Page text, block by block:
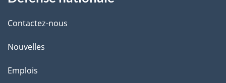
i
l
s
d
de
ce
site
Contactez-nous
Nouvelles
Emplois